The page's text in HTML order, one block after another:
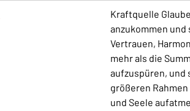
Kraftquelle
anzukommen und
Vertrauen,
mehr als die
aufzuspüren, und
größeren
und Seele